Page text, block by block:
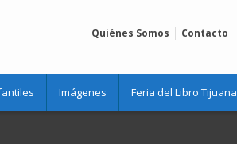
Quiénes Somos Contacto
Imágenes Feria del Libro Tijuana